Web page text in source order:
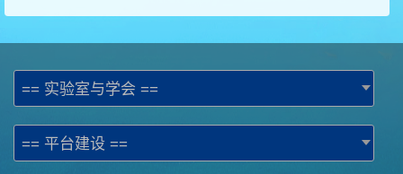
== 实验室与学会 ==
== 平台建设 ==